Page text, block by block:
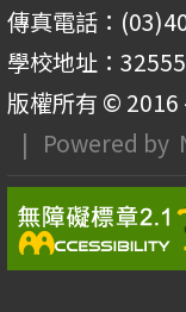
傳真電話：
學校地址：
版權所有 © 2016
| Powered by